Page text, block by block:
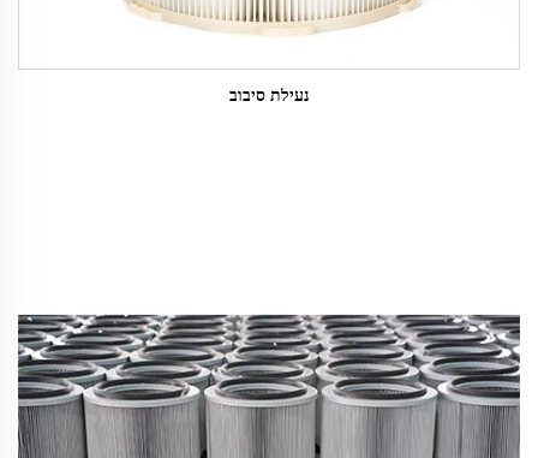
נעילת סיבוב